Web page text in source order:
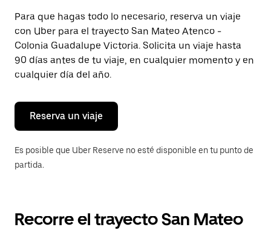
Presiona
la
tecla Esc
para
cerrar
el
calendario.
Para que hagas todo lo necesario, reserva un viaje
con Uber para el trayecto San Mateo Atenco -
Colonia Guadalupe Victoria. Solicita un viaje hasta
90 días antes de tu viaje, en cualquier momento y en
cualquier día del año.
Reserva un viaje
Es posible que Uber Reserve no esté disponible en tu punto de
partida.
Recorre el trayecto San Mateo